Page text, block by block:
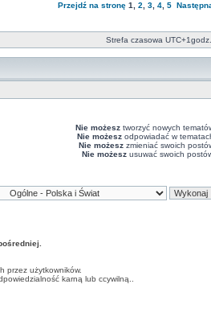
Przejdź na stronę 1 2 3 4 5
Strefa czasowa UTC+1godz.
Nie możesz tworzyć nowych
Nie możesz odpowiadać w
Nie możesz zmieniać swoich
Nie możesz usuwać swoich
przez użytkowników.
karną lub ccywilną..